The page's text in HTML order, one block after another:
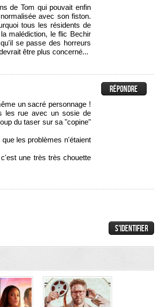
de Tom qui pouvait enfin
avec son fiston.
tous les résidents de
malédiction, le flic Bechir
se passe des horreurs
être plus concerné...
un sacré personnage !
les rue avec un sosie de
du taser sur sa "copine"
les problèmes n'étaient
une très très chouette